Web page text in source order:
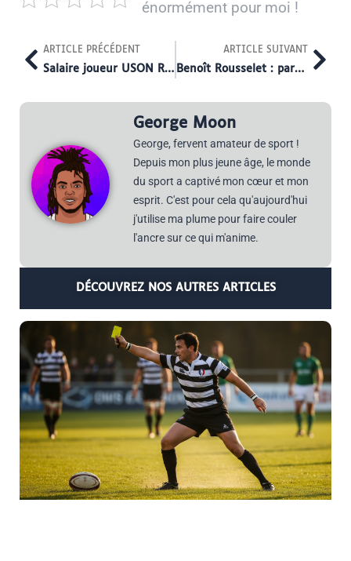
énormément pour moi !
ARTICLE PRÉCÉDENT
Salaire joueur USON Rugby : combien gagnent vraiment les joueurs de Nevers ?
ARTICLE SUIVANT
Benoît Rousselet : parcours, carrière et actualités de l’arbitre de rugby
George Moon
George, fervent amateur de sport !
Depuis mon plus jeune âge, le monde
du sport a captivé mon cœur et mon
esprit. C'est pour cela qu'aujourd'hui
j'utilise ma plume pour faire couler
l'ancre sur ce qui m'anime.
DÉCOUVREZ NOS AUTRES ARTICLES